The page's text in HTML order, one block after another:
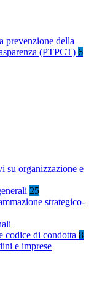
prevenzione della
(PTPCT) 6
su organizzazione e
25
strategico-
codice di condotta 8
e imprese